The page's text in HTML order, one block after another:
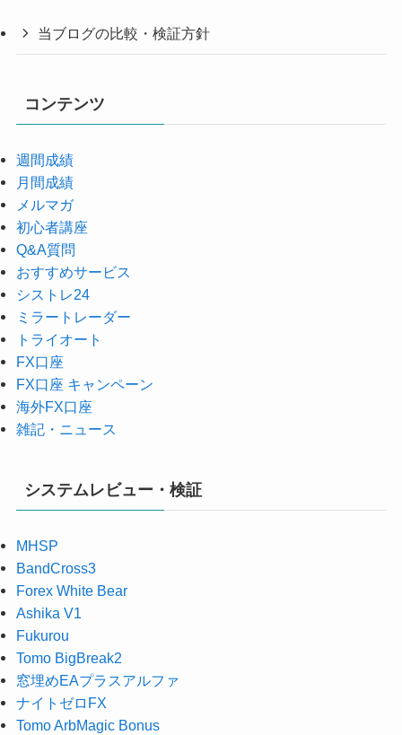
当ブログの比較・検証方針
コンテンツ
週間成績
月間成績
メルマガ
初心者講座
Q&A質問
おすすめサービス
シストレ24
ミラートレーダー
トライオート
FX口座
FX口座 キャンペーン
海外FX口座
雑記・ニュース
システムレビュー・検証
MHSP
BandCross3
Forex White Bear
Ashika V1
Fukurou
Tomo BigBreak2
窓埋めEAプラスアルファ
ナイトゼロFX
Tomo ArbMagic Bonus